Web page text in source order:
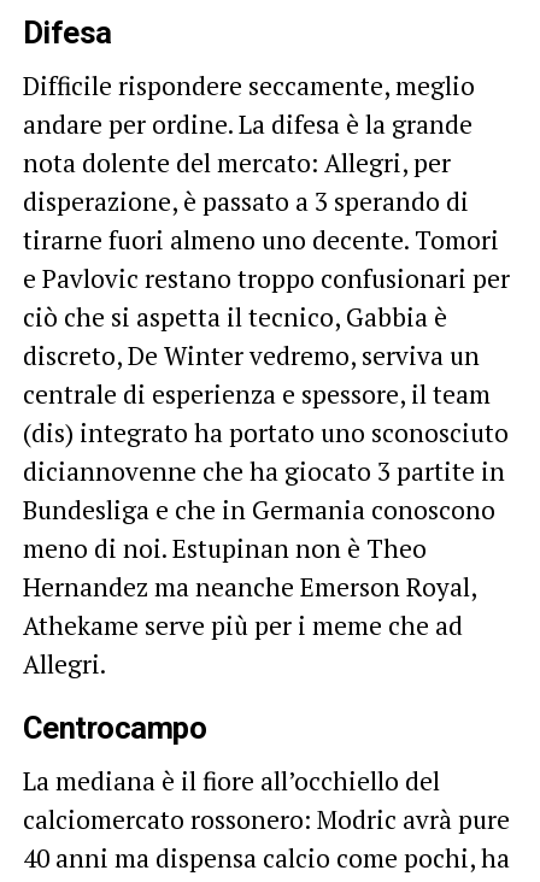
Difesa
Difficile rispondere seccamente, meglio
andare per ordine. La difesa è la grande
nota dolente del mercato: Allegri, per
disperazione, è passato a 3 sperando di
tirarne fuori almeno uno decente. Tomori
e Pavlovic restano troppo confusionari per
ciò che si aspetta il tecnico, Gabbia è
discreto, De Winter vedremo, serviva un
centrale di esperienza e spessore, il team
(dis) integrato ha portato uno sconosciuto
diciannovenne che ha giocato 3 partite in
Bundesliga e che in Germania conoscono
meno di noi. Estupinan non è Theo
Hernandez ma neanche Emerson Royal,
Athekame serve più per i meme che ad
Allegri.
Centrocampo
La mediana è il fiore all’occhiello del
calciomercato rossonero: Modric avrà pure
40 anni ma dispensa calcio come pochi, ha